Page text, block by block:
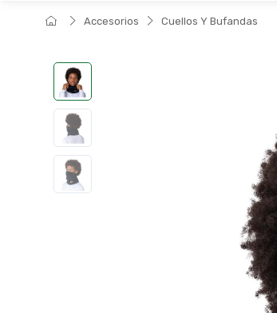
Accesorios Cuellos Y Bufandas